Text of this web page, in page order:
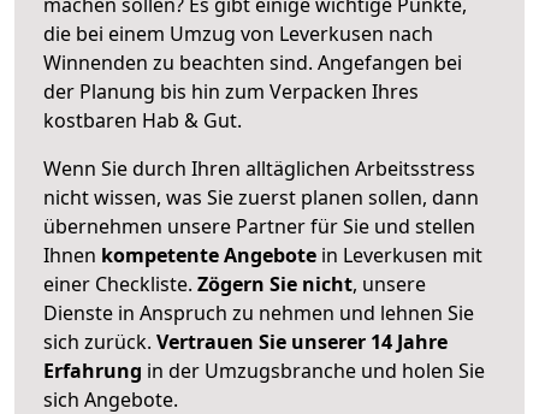
die bei einem Umzug von Leverkusen nach
Winnenden zu beachten sind. Angefangen bei
der Planung bis hin zum Verpacken Ihres
kostbaren Hab & Gut.
Wenn Sie durch Ihren alltäglichen Arbeitsstress
nicht wissen, was Sie zuerst planen sollen, dann
übernehmen unsere Partner für Sie und stellen
Ihnen kompetente Angebote in Leverkusen mit
einer Checkliste. Zögern Sie nicht, unsere
Dienste in Anspruch zu nehmen und lehnen Sie
sich zurück. Vertrauen Sie unserer 14 Jahre
Erfahrung in der Umzugsbranche und holen Sie
sich Angebote.